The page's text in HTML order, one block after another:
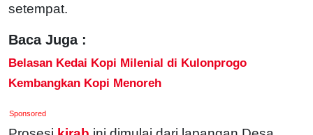
setempat.
Baca Juga :
Belasan Kedai Kopi Milenial di Kulonprogo
Kembangkan Kopi Menoreh
Sponsored